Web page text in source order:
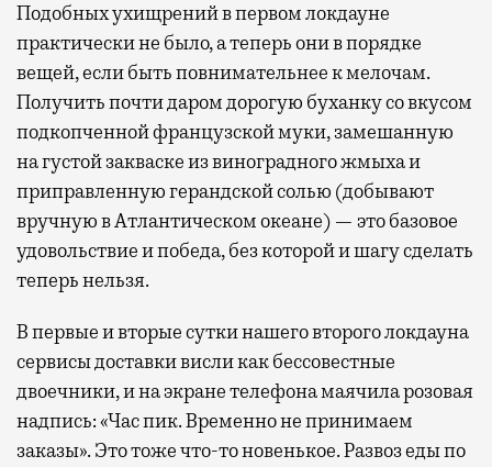
Подобных ухищрений в первом локдауне
практически не было, а теперь они в порядке
вещей, если быть повнимательнее к мелочам.
Получить почти даром дорогую буханку со вкусом
подкопченной французской муки, замешанную
на густой закваске из виноградного жмыха и
приправленную герандской солью (добывают
вручную в Атлантическом океане) — это базовое
удовольствие и победа, без которой и шагу сделать
теперь нельзя.
В первые и вторые сутки нашего второго локдауна
сервисы доставки висли как бессовестные
двоечники, и на экране телефона маячила розовая
надпись: «Час пик. Временно не принимаем
заказы». Это тоже что-то новенькое. Развоз еды по